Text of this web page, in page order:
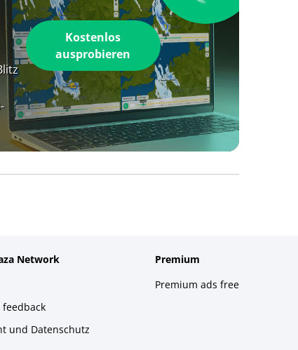
Kostenlos
ausprobieren
Network
und Datenschutz
Premium
Premium ads free